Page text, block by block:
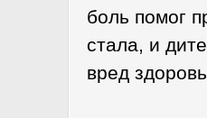
боль помог
стала, и
вред